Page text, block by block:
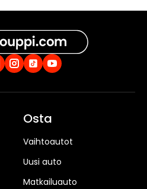
Osta
Vaihtoautot
Uusi auto
Matkailuauto